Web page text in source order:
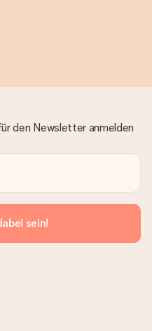
den Newsletter anmelden
sein!